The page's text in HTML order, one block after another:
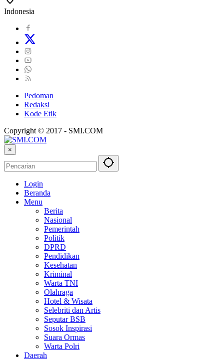
Indonesia
Pedoman
Redaksi
Kode Etik
Copyright © 2017 - SMI.COM
×
Login
Beranda
Menu
Berita
Nasional
Pemerintah
Politik
DPRD
Pendidikan
Kesehatan
Kriminal
Warta TNI
Olahraga
Hotel & Wisata
Selebriti dan Artis
Seputar BSB
Sosok Inspirasi
Suara Ormas
Warta Polri
Daerah